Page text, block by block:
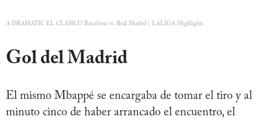
A DRAMATIC EL CLASICO Barcelona vs. Real Madrid | LALIGA Highlights
Gol del Madrid
El mismo Mbappé se encargaba de tomar el tiro y al
minuto cinco de haber arrancado el encuentro, el